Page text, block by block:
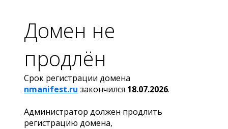
Домен не
продлён
Срок регистрации домена
nmanifest.ru закончился 18.07.2026.
Администратор должен продлить
регистрацию домена,